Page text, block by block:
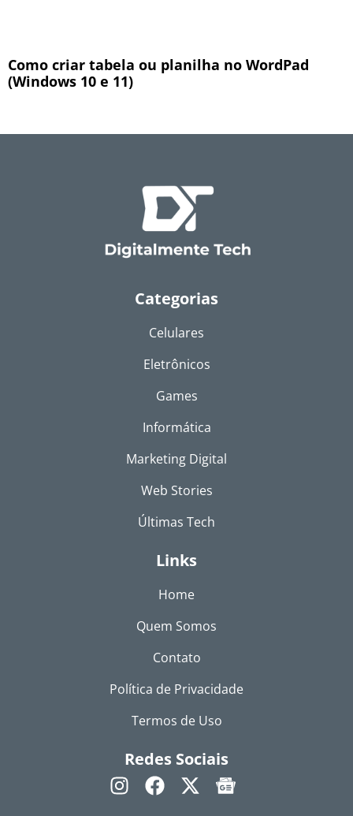
Como criar tabela ou planilha no WordPad
(Windows 10 e 11)
Categorias
Celulares
Eletrônicos
Games
Informática
Marketing Digital
Web Stories
Últimas Tech
Links
Home
Quem Somos
Contato
Política de Privacidade
Termos de Uso
Redes Sociais